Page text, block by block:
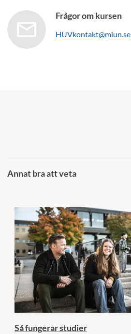
Frågor om kursen
HUVkontakt@miun.se
Annat bra att veta
Så fungerar studier